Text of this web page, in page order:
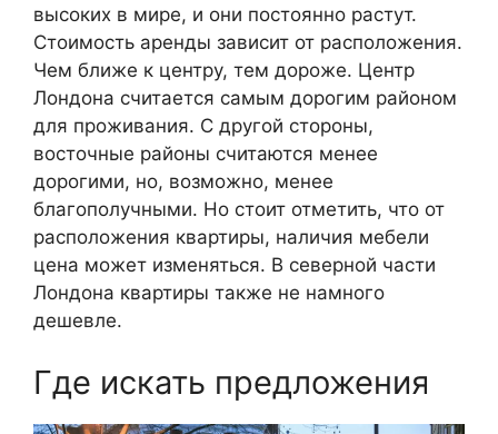
высоких в мире, и они постоянно растут.
Стоимость аренды зависит от расположения.
Чем ближе к центру, тем дороже. Центр
Лондона считается самым дорогим районом
для проживания. С другой стороны,
восточные районы считаются менее
дорогими, но, возможно, менее
благополучными. Но стоит отметить, что от
расположения квартиры, наличия мебели
цена может изменяться. В северной части
Лондона квартиры также не намного
дешевле.
Где искать предложения